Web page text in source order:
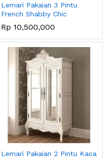
Lemari Pakaian 3 Pintu
French Shabby Chic
Rp 10,500,000
Lemari Pakaian 2 Pintu Kaca